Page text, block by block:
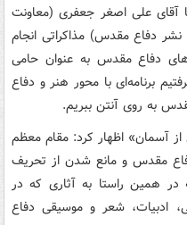
آقای علی اصغر جعفری (معاونت
نشر دفاع مقدس) مذاکراتی انجام
دفاع مقدس به عنوان حامی
برنامه‌ای با محور هنر و دفاع
به روی آنتن ببریم.
از آسمان» اظهار کرد: مقام معظم
مقدس و مانع شدن از تحریف
در همین راستا به آثاری که در
ادبیات، شعر و موسیقی دفاع